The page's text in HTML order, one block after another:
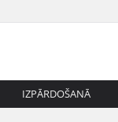
IZPĀRDOŠANĀ